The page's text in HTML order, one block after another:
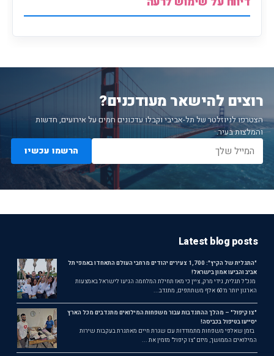
רוצים להישאר מעודכנים?
הצטרפו לניוזלטר של תל-אביבי וקבלו עדכונים חמים על אירועים, חדשות
והמלצות בעיר.
הרשמו עכשיו
Latest blog posts
"התגלית של הקיץ": 1,700 צעירים יהודים מרחבי העולם התאחדו באמפי תל
אביב והביעו אמון בישראל!
מנכ"ל תגלית, גידי מרק, ציין כי מאז תחילת המלחמה הגיעו לישראל באמצעות
הארגון יותר מ־60 אלף משתתפים, מתנדב...
"צו קיפול" – מהלך ההתנדבות עבור משפחות המילואים מתנדבים מכל הארץ
יסייעו בטיפול בכביסה!
בזמן שאלפי משפחות מתמודדות עם שגרת חיים מאתגרת בעקבות שירות
המילואים הממושך, מיזם "צו קיפול" מזמין את ...